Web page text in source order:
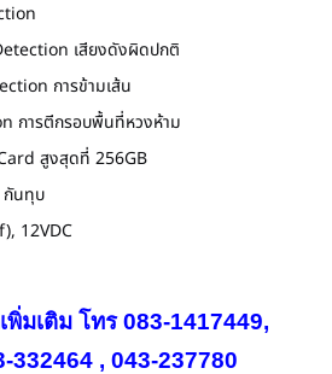
เสียงดังผิดปกติ
การข้ามเส้น
การตีกรอบพื้นที่หวงห้าม
สูงสุดที่ 256GB
กันทุบ
12VDC
พิ่มเติม โทร 083-1417449,
332464 , 043-237780